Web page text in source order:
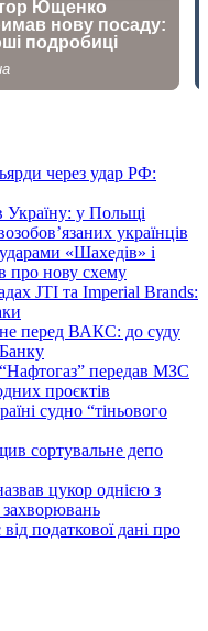
через удар РФ:
Україну: у Польщі
українців
«Шахедів» і
про нову схему
JTI та Imperial Brands:
перед ВАКС: до суду
передав МЗС
проєктів
судно “тіньового
сортувальне депо
цукор однією з
податкової дані про